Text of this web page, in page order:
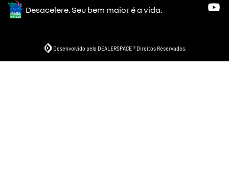
Desacelere. Seu bem maior é a vida.
Desenvolvido pela DEALERSPACE ® Direitos Reservados.